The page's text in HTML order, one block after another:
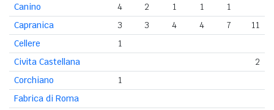
Canino
4 2 1 1
1
Capranica
3 3 4 4 7
11
Cellere
1
Civita Castellana
2
Corchiano
1
Fabrica di Roma